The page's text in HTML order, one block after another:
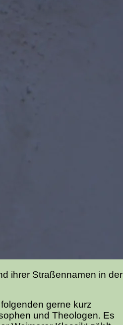
ihrer Straßennamen in der
gerne kurz
und Theologen. Es